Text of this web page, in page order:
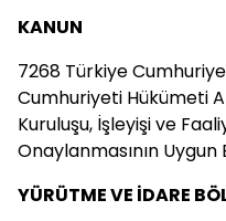
KANUN
7268 Türkiye
Cumhuriyeti Hükümeti
Kuruluşu, İşleyişi ve
Onaylanmasının
YÜRÜTME VE İDARE